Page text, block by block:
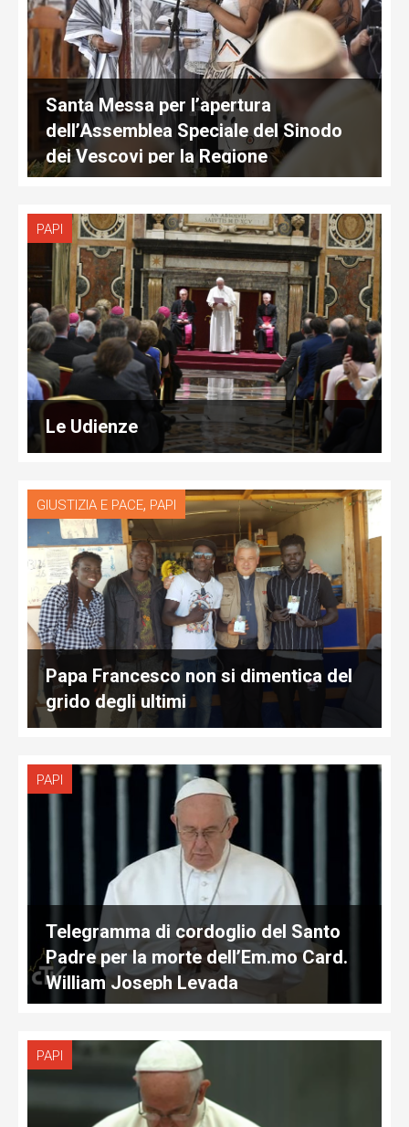
Santa Messa per l’apertura
dell’Assemblea Speciale del Sinodo
dei Vescovi per la Regione
Panamazzonica
PAPI
Le Udienze
GIUSTIZIA E PACE, PAPI
Papa Francesco non si dimentica del
grido degli ultimi
PAPI
Telegramma di cordoglio del Santo
Padre per la morte dell’Em.mo Card.
William Joseph Levada
PAPI